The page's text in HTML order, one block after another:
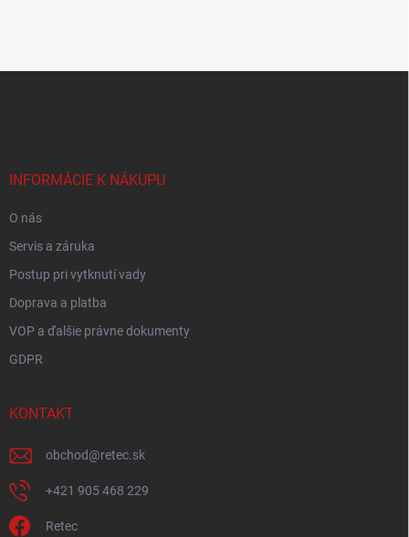
INFORMÁCIE K NÁKUPU
O nás
Servis a záruka
Postup pri vytknutí vady
Doprava a platba
VOP a ďalšie právne dokumenty
GDPR
KONTAKT
obchod@retec.sk
+421 905 468 229
Retec